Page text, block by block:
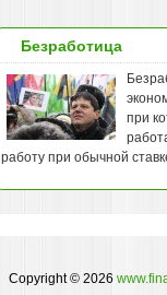
Безработица
при
работу при обычной
Copyright © 2026